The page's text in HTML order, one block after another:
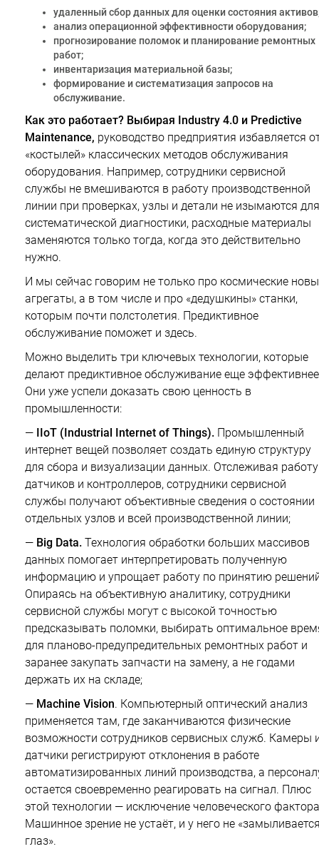
удаленный сбор данных для оценки состояния
анализ операционной эффективности оборудования;
прогнозирование поломок и планирование ремонтных
работ;
инвентаризация материальной базы;
формирование и систематизация запросов на
обслуживание.
Как это работает? Выбирая Industry 4.0 и Predictive
Maintenance, руководство предприятия избавляется
«костылей» классических методов обслуживания
оборудования. Например, сотрудники сервисной
службы не вмешиваются в работу производственной
линии при проверках, узлы и детали не изымаются для
систематической диагностики, расходные материалы
заменяются только тогда, когда это действительно
нужно.
И мы сейчас говорим не только про космические
агрегаты, а в том числе и про «дедушкины» станки,
которым почти полстолетия. Предиктивное
обслуживание поможет и здесь.
Можно выделить три ключевых технологии, которые
делают предиктивное обслуживание еще
Они уже успели доказать свою ценность в
промышленности:
— IIoT (Industrial Internet of Things).Промышленный
интернет вещей позволяет создать единую структуру
для сбора и визуализации данных. Отслеживая работу
датчиков и контроллеров, сотрудники сервисной
службы получают объективные сведения о состоянии
отдельных узлов и всей производственной линии;
— Big Data.Технология обработки больших массивов
данных помогает интерпретировать полученную
информацию и упрощает работу по принятию
Опираясь на объективную аналитику, сотрудники
сервисной службы могут с высокой точностью
предсказывать поломки, выбирать оптимальное
для планово-предупредительных ремонтных работ и
заранее закупать запчасти на замену, а не годами
держать их на складе;
—Machine Vision. Компьютерный оптический анализ
применяется там, где заканчиваются физические
возможности сотрудников сервисных служб. Камеры
датчики регистрируют отклонения в работе
автоматизированных линий производства, а
остается своевременно реагировать на сигнал. Плюс
этой технологии — исключение человеческого
Машинное зрение не устаёт, и у него не
глаз».